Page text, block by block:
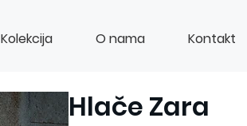
Kolekcija O nama Kontakt
Hlače Zara